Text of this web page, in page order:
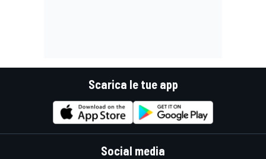
Scarica le tue app
Social media